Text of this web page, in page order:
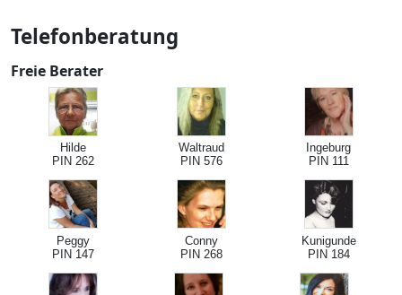
Telefonberatung
Freie Berater
Hilde
PIN 262
Waltraud
PIN 576
Ingeburg
PIN 111
Peggy
PIN 147
Conny
PIN 268
Kunigunde
PIN 184